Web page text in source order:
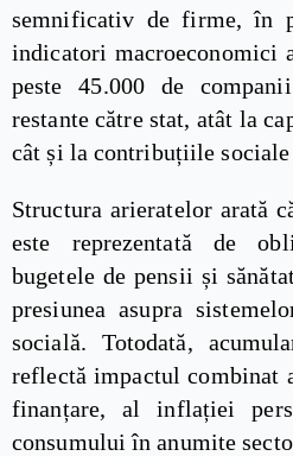
semnificativ de firme, în
indicatori macroeconomici
peste 45.000 de
restante către stat, atât la
cât și la contribuțiile
Structura arieratelor arată
este reprezentată de
bugetele de pensii și
presiunea asupra
socială. Totodată,
reflectă impactul combinat
finanțare, al inflației
consumului în anumite